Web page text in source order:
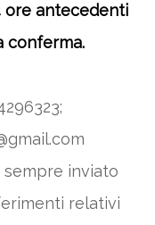
ore antecedenti
conferma.
sempre inviato
relativi